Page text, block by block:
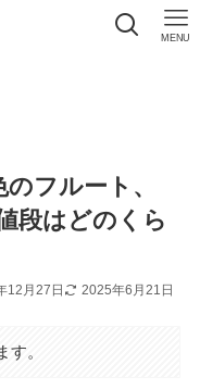
MENU
フルート、
段はどのくら
12月27日 2025年6月21日
。